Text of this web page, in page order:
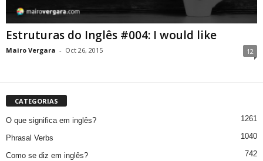
Estruturas do Inglês #004: I would like
Mairo Vergara - Oct 26, 2015 12
CATEGORIAS
O que significa em inglês? 1261
Phrasal Verbs 1040
Como se diz em inglês? 742